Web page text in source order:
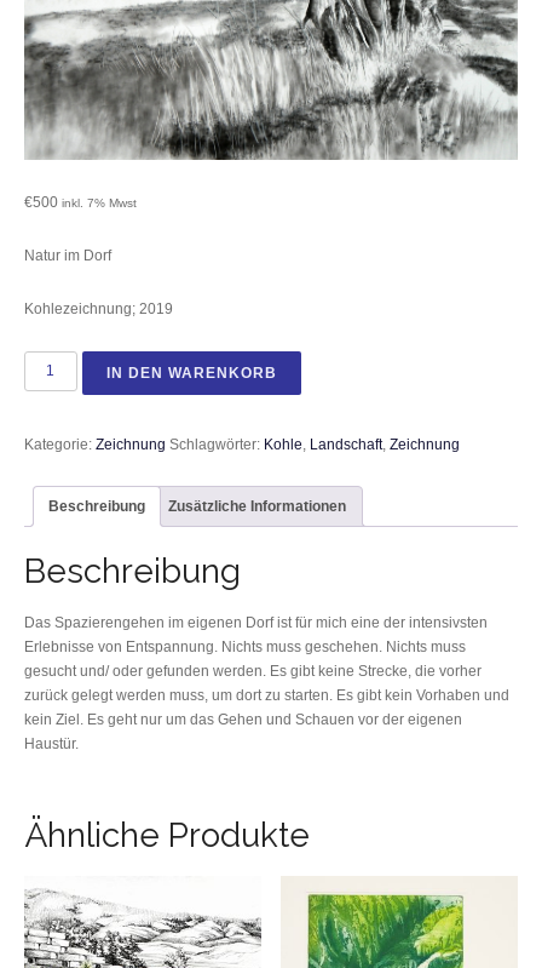
€500 inkl. 7% Mwst
Natur im Dorf
Kohlezeichnung; 2019
Weg in die Leinemasch Menge
IN DEN WARENKORB
Kategorie: Zeichnung Schlagwörter: Kohle, Landschaft, Zeichnung
Beschreibung Zusätzliche Informationen
Beschreibung
Das Spazierengehen im eigenen Dorf ist für mich eine der intensivsten
Erlebnisse von Entspannung. Nichts muss geschehen. Nichts muss
gesucht und/ oder gefunden werden. Es gibt keine Strecke, die vorher
zurück gelegt werden muss, um dort zu starten. Es gibt kein Vorhaben und
kein Ziel. Es geht nur um das Gehen und Schauen vor der eigenen
Haustür.
Ähnliche Produkte